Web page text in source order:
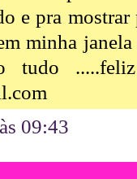
e pra
minha
tudo
09:43